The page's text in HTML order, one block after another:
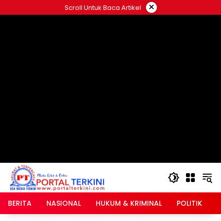
ke
Scroll Untuk Baca Artikel ×
BERITA NASIONAL HUKUM & KRIMINAL POLITIK